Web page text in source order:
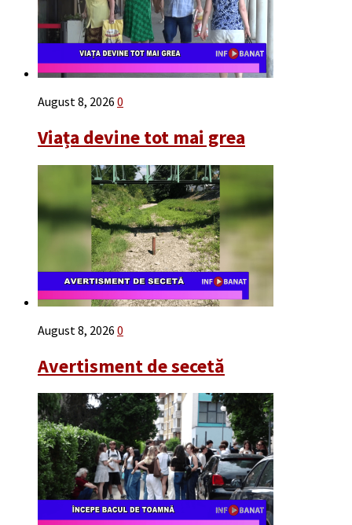
August 8, 2026 0
Viața devine tot mai grea
August 8, 2026 0
Avertisment de secetă